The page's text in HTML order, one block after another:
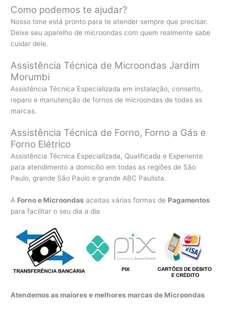
Como podemos te ajudar?
Nosso time está pronto para te atender sempre que precisar.
Deixe seu aparelho de microondas com quem realmente sabe
cuidar dele.
Assistência Técnica de Microondas Jardim
Morumbi
Assistência Técnica Especializada em instalação, conserto,
reparo e manutenção de fornos de microondas de todas as
marcas.
Assistência Técnica de Forno, Forno a Gás e
Forno Elétrico
Assistência Técnica Especializada, Qualificada e Experiente
para atendimento a domicílio em todas as regiões de São
Paulo, grande São Paulo e grande ABC Paulista.
A Forno e Microondas aceitas várias formas de Pagamentos
para facilitar o seu dia a dia
Atendemos as maiores e melhores marcas de Microondas